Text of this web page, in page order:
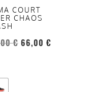
COURT
CHAOS
€ 66,00 €